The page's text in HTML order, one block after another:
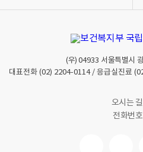
기
기
(우)04933 서울특별시
대표전화 (02) 2204-0114/ 응급실진료
오시는 길
전화번호